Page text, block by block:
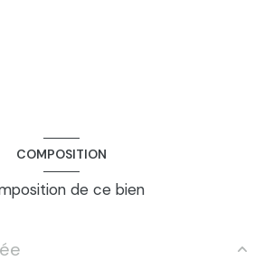
COMPOSITION
de ce bien